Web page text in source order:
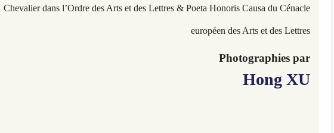
Chevalier dans l’Ordre des Arts et des Lettres & Poeta Honoris Causa du Cénacle
européen des Arts et des Lettres
Photographies par
Hong XU